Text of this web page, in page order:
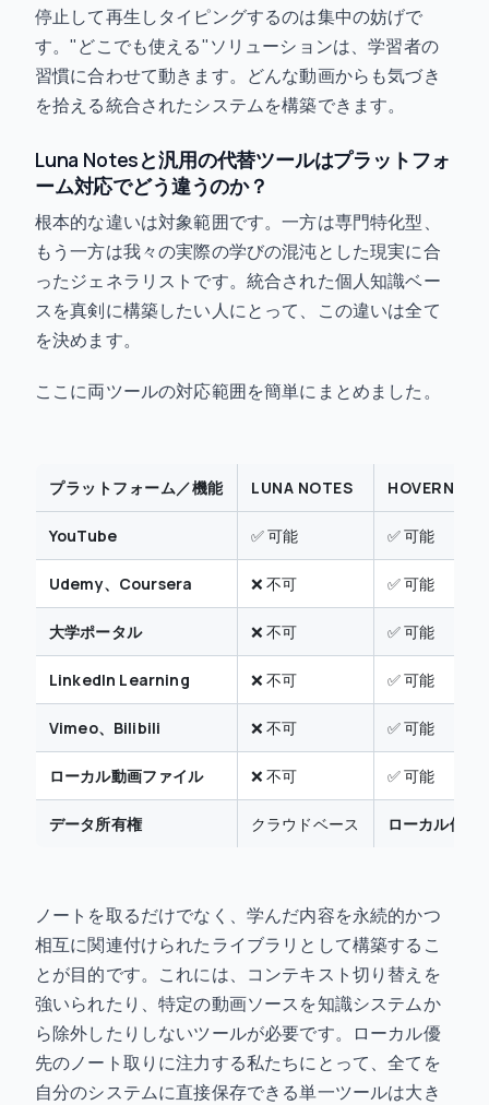
停止して再生しタイピングするのは集中の妨げで
す。"どこでも使える"ソリューションは、学習者の
習慣に合わせて動きます。どんな動画からも気づき
を拾える統合されたシステムを構築できます。
Luna Notesと汎用の代替ツールはプラットフォ
ーム対応でどう違うのか？
根本的な違いは対象範囲です。一方は専門特化型、
もう一方は我々の実際の学びの混沌とした現実に合
ったジェネラリストです。統合された個人知識ベー
スを真剣に構築したい人にとって、この違いは全て
を決めます。
ここに両ツールの対応範囲を簡単にまとめました。
プラットフォーム／機能 LUNA NOTES
YouTube ✅ 可能 ✅ 可能
Udemy、Coursera ❌ 不可 ✅ 可能
大学ポータル ❌ 不可 ✅ 可能
LinkedIn Learning ❌ 不可 ✅ 可能
Vimeo、Bilibili ❌ 不可 ✅ 可能
ローカル動画ファイル ❌ 不可 ✅ 可能
データ所有権 クラウドベース ローカル優先
ノートを取るだけでなく、学んだ内容を永続的かつ
相互に関連付けられたライブラリとして構築するこ
とが目的です。これには、コンテキスト切り替えを
強いられたり、特定の動画ソースを知識システムか
ら除外したりしないツールが必要です。ローカル優
先のノート取りに注力する私たちにとって、全てを
自分のシステムに直接保存できる単一ツールは大き